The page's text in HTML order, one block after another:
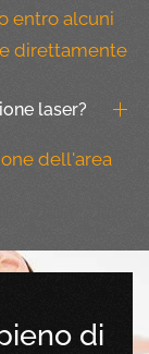
entro alcuni
direttamente
laser?
dell'area
di